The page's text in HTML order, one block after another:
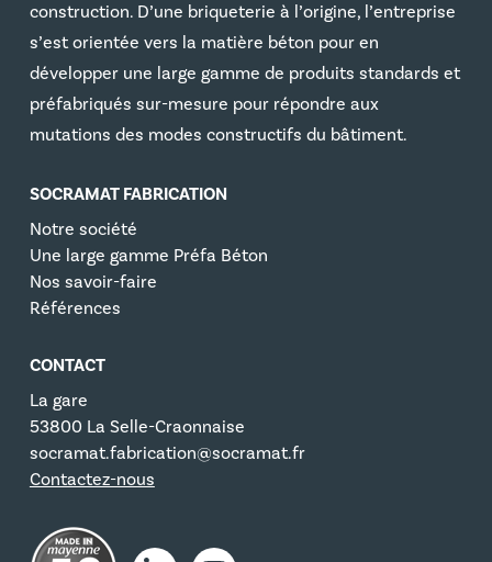
construction. D’une briqueterie à l’origine, l’entreprise
s’est orientée vers la matière béton pour en
développer une large gamme de produits standards et
préfabriqués sur-mesure pour répondre aux
mutations des modes constructifs du bâtiment.
SOCRAMAT FABRICATION
Notre société
Une large gamme Préfa Béton
Nos savoir-faire
Références
CONTACT
La gare
53800 La Selle-Craonnaise
socramat.fabrication@socramat.fr
Contactez-nous